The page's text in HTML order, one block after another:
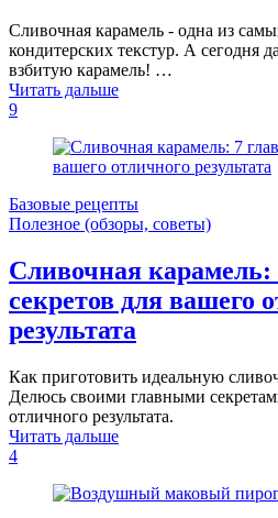
Сливочная карамель - одна из
кондитерских текстур. А сегодня
взбитую карамель! …
Читать дальше
9
Базовые рецепты
Полезное (обзоры, советы)
Сливочная карамель:
секретов для вашего
результата
Как приготовить идеальную
Делюсь своими главными
отличного результата.
Читать дальше
4